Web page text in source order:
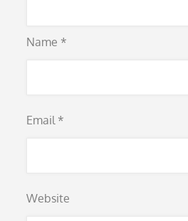
Name *
Email *
Website